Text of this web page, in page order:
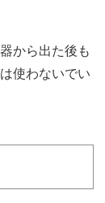
から出た後も
使わないでい